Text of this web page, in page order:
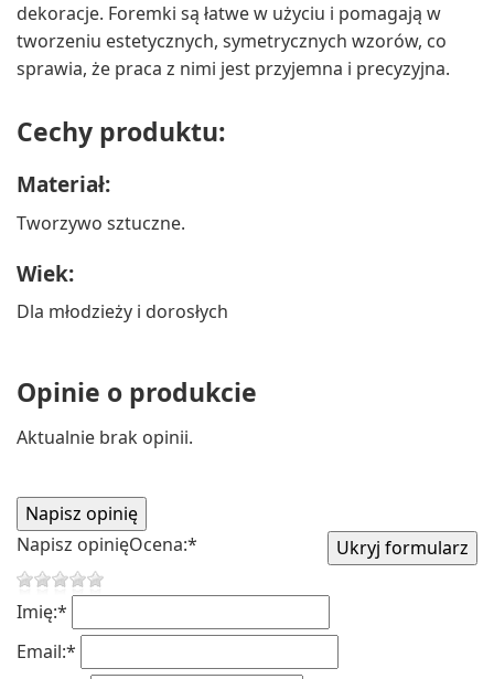
dekoracje. Foremki są łatwe w użyciu i pomagają w
tworzeniu estetycznych, symetrycznych wzorów, co
sprawia, że praca z nimi jest przyjemna i precyzyjna.
Cechy produktu:
Materiał:
Tworzywo sztuczne.
Wiek:
Dla młodzieży i dorosłych
Opinie o produkcie
Aktualnie brak opinii.
Napisz opinięOcena:*
Imię:*
Email:*